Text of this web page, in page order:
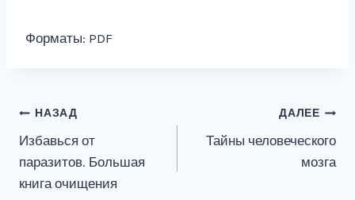
Форматы: PDF
Навигация
по
записям
НАЗАД
Избавься от
паразитов. Большая
книга очищения
ДАЛЕЕ
Тайны человеческого
мозга